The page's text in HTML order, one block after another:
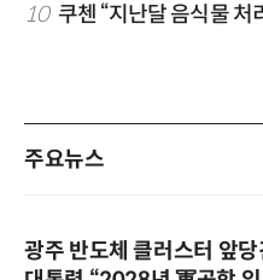
10 쿠첸 “지난달 음식물
주요뉴스
광주 반도체 클러스터 앞